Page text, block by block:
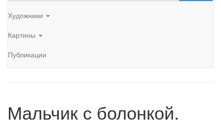
Художники
Картины
Публикации
Мальчик с болонкой.